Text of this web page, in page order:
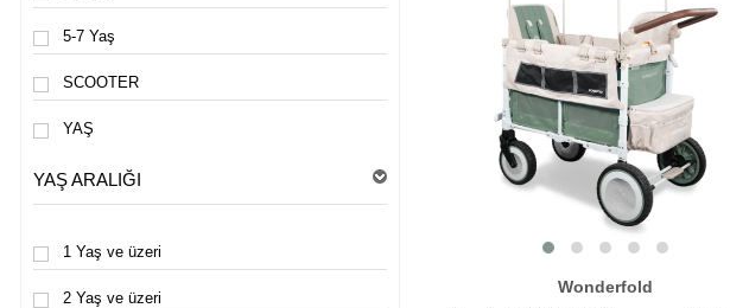
5-7 Yaş
SCOOTER
YAŞ
YAŞ ARALIĞI
1 Yaş ve üzeri
2 Yaş ve üzeri
Wonderfold